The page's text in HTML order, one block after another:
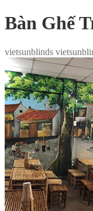
Bàn Ghế
vietsunblinds